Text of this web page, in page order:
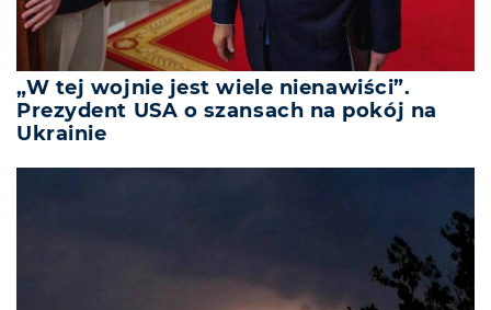
„W tej wojnie jest wiele nienawiści”.
Prezydent USA o szansach na pokój na
Ukrainie